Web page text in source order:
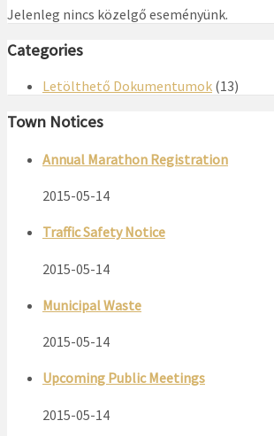
Jelenleg nincs közelgő eseményünk.
Categories
Letölthető Dokumentumok (13)
Town Notices
Annual Marathon Registration
2015-05-14
Traffic Safety Notice
2015-05-14
Municipal Waste
2015-05-14
Upcoming Public Meetings
2015-05-14